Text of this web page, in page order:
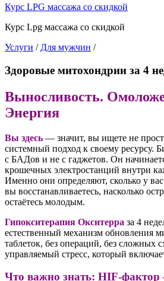
Курс LPG массажа со скидкой
Курс Lpg массажа со скидкой
Услуги / Для мужчин /
Здоровые митохондрии за 4
Выносливость.
Энергия
Вы здесь — значит, вы ищете не
системный подход к своему ресурсу.
с БАДов и не с гаджетов. Он
крошечных электростанций внутри
Именно они определяют, сколько у
вы восстанавливаетесь, насколько
остаётесь молодым.
Гипокситерапия Окситерра за 4
естественный механизм обновления
таблеток, без операций, без сложных
управляемый стресс, который
Что важно знать: HIF-